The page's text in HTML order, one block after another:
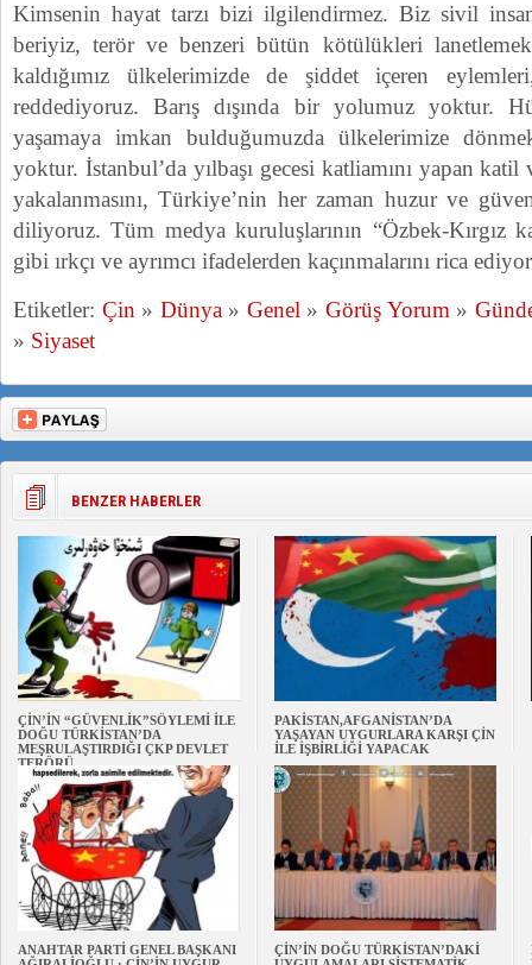
Kimsenin hayat tarzı bizi ilgilendirmez. Biz sivil
beriyiz, terör ve benzeri bütün kötülükleri
kaldığımız ülkelerimizde de şiddet içeren
reddediyoruz. Barış dışında bir yolumuz yoktur.
yaşamaya imkan bulduğumuzda ülkelerimize
yoktur. İstanbul’da yılbaşı gecesi katliamını yapan
yakalanmasını, Türkiye’nin her zaman huzur ve
diliyoruz. Tüm medya kuruluşlarının “Özbek-Kırgız
gibi ırkçı ve ayrımcı ifadelerden kaçınmalarını rica
Etiketler: Çin » Dünya» Genel »Görüş Yorum »
» Siyaset
BENZER HABERLER
ÇİN’İN “GÜVENLİK”SÖYLEMİ İLE
DOĞU TÜRKİSTAN’DA
MEŞRULAŞTIRDIĞI ÇKP DEVLET
TERÖRÜ
PAKİSTAN,AFGANİSTAN’DA
YAŞAYAN UYGURLARA KARŞI ÇİN
İLE İŞBİRLİĞİ YAPACAK
ANAHTAR PARTİ GENEL BAŞKANI
ÇİN’İN DOĞU TÜRKİSTAN’DAKİ